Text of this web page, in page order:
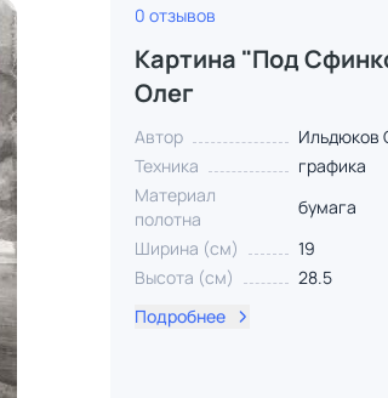
0 отзывов
Картина "Под
Олег
Автор
Ильдюков
Техника
графика
Материал
полотна
бумага
Ширина (см)
19
Высота (см)
28.5
Подробнее